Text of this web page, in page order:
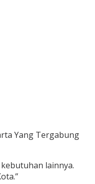
Yang Tergabung
lainnya.